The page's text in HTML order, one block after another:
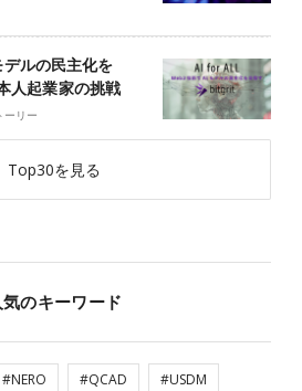
ルの民主化を
人起業家の挑戦
ーリー
Top30を見る
気のキーワード
#NERO #QCAD #USDM